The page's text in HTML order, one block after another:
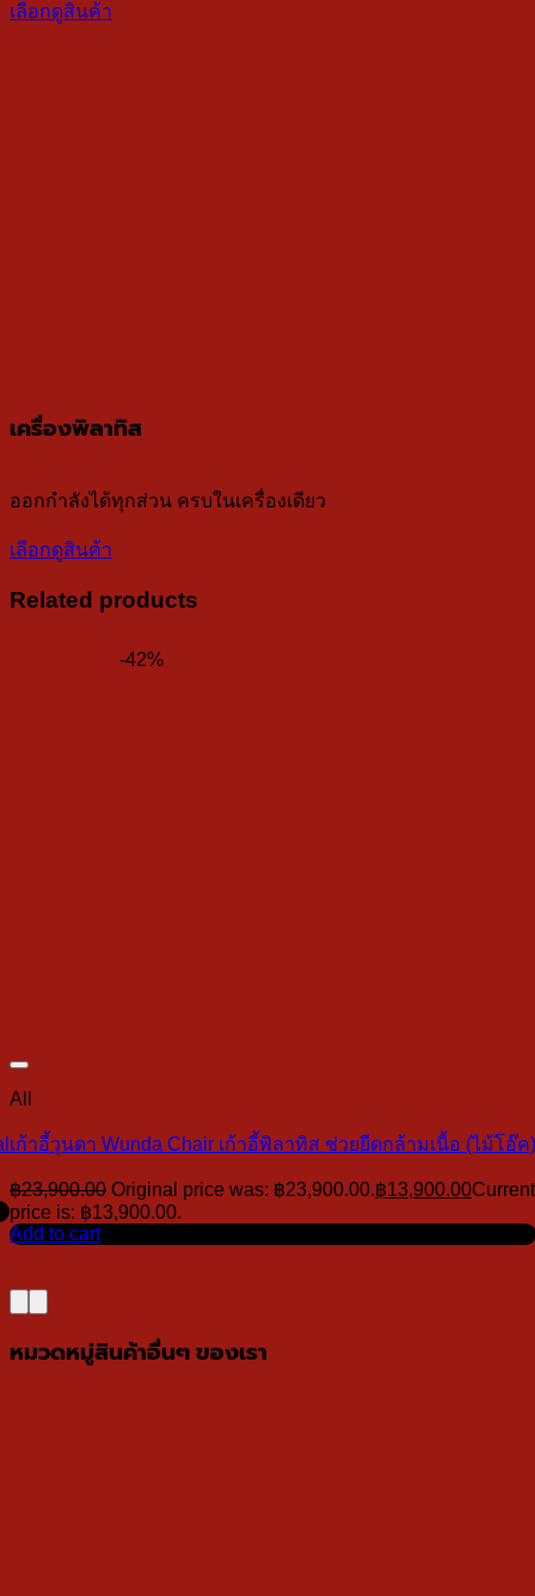
เลือกดูสินค้า
เครื่องพิลาทิส
ออกกำลังได้ทุกส่วน ครบในเครื่องเดียว
เลือกดูสินค้า
Related products
-42%
All
เก้าอี้วุนดา Wunda Chair เก้าอี้พิลาทิส ช่วยยืดกล้ามเนื้อ (ไม้โอ๊ค)
฿23,900.00 Original price was: ฿23,900.00.฿13,900.00Current
price is: ฿13,900.00.
Add to cart
หมวดหมู่สินค้าอื่นๆ ของเรา